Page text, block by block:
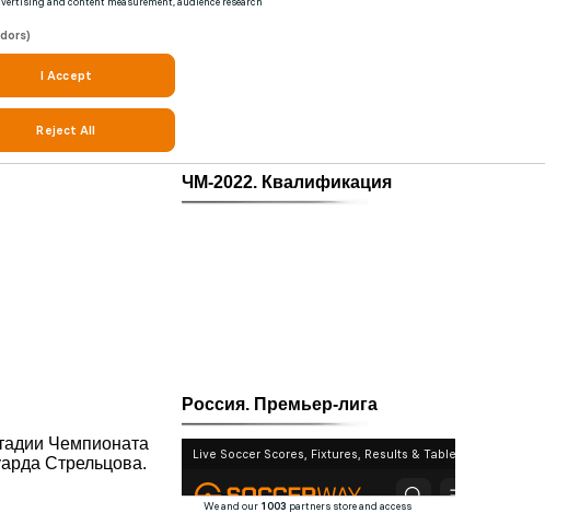
Чемпионата
Стрельцова.
ЧМ-2022. Квалификация
Россия. Премьер-лига